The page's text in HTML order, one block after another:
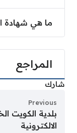
ما هي شهادة
المراجع
شارك
Previous
بلدية الكويت
الالكترونية